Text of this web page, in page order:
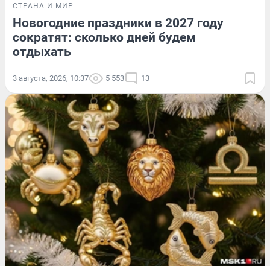
СТРАНА И МИР
Новогодние праздники в 2027 году
сократят: сколько дней будем
отдыхать
3 августа, 2026, 10:37 5 553 13